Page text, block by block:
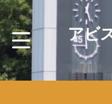
アビ